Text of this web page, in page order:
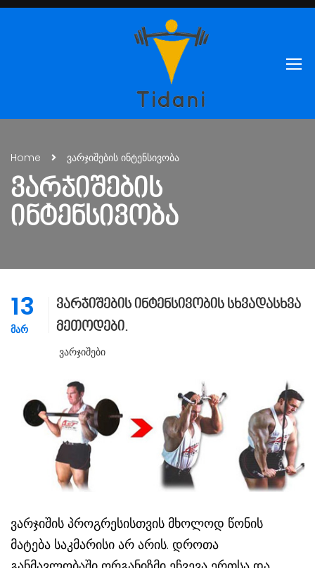
Home ვარჯიშების ინტენსივობა
ᲕᲐᲠᲯᲘᲨᲔᲑᲘᲡ
ᲘᲜᲢᲔᲜᲡᲘᲕᲝᲑᲐ
13
ᲛᲐᲠ
ვარჯიშების ინტენსივობის სხვადასხვა
მეთოდები.
Ვარჯიშები
ვარჯიშის პროგრესისთვის მხოლოდ წონის
მატება საკმარისი არ არის. დროთა